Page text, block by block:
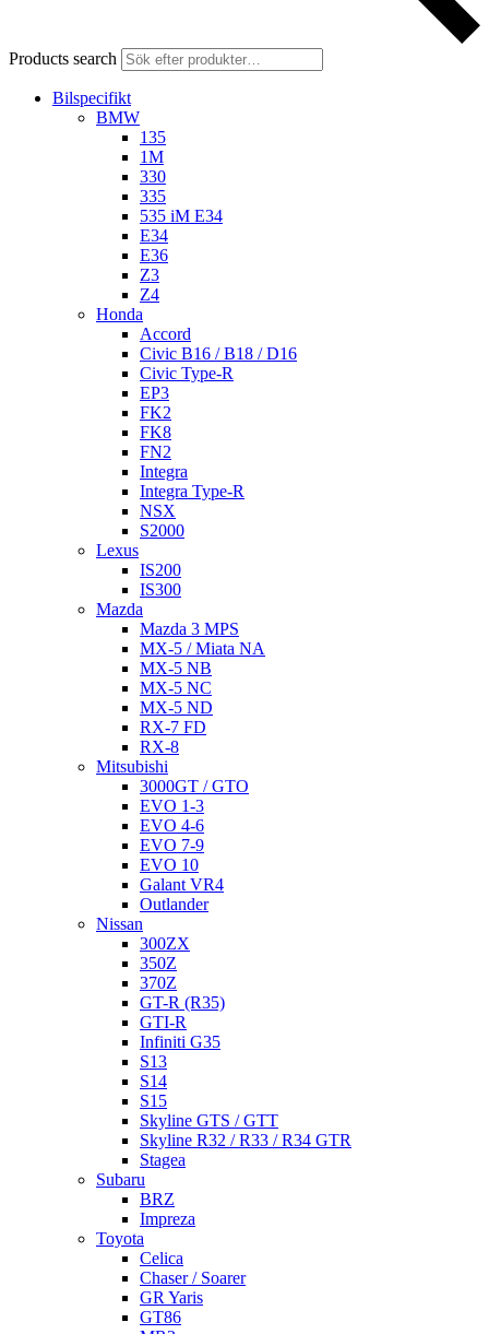
Products search
Bilspecifikt
BMW
135
1M
330
335
535 iM E34
E34
E36
Z3
Z4
Honda
Accord
Civic B16 / B18 / D16
Civic Type-R
EP3
FK2
FK8
FN2
Integra
Integra Type-R
NSX
S2000
Lexus
IS200
IS300
Mazda
Mazda 3 MPS
MX-5 / Miata NA
MX-5 NB
MX-5 NC
MX-5 ND
RX-7 FD
RX-8
Mitsubishi
3000GT / GTO
EVO 1-3
EVO 4-6
EVO 7-9
EVO 10
Galant VR4
Outlander
Nissan
300ZX
350Z
370Z
GT-R (R35)
GTI-R
Infiniti G35
S13
S14
S15
Skyline GTS / GTT
Skyline R32 / R33 / R34 GTR
Stagea
Subaru
BRZ
Impreza
Toyota
Celica
Chaser / Soarer
GR Yaris
GT86